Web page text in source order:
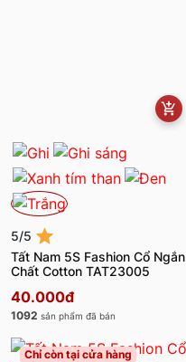
5/5
Tất Nam 5S Fashion Cổ Ngắn
Chất Cotton TAT23005
40.000đ
1092 sản phẩm đã bán
Chỉ còn tại cửa hàng